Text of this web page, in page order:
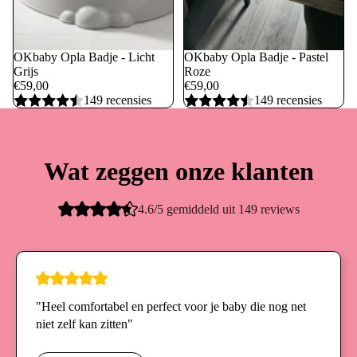
OKbaby Opla Badje - Licht
Grijs
€59,00
149 recensies
OKbaby Opla Badje - Pastel
Roze
€59,00
149 recensies
Wat zeggen onze klanten
4.6/5 gemiddeld uit 149 reviews
"Heel comfortabel en perfect voor je baby die nog net
niet zelf kan zitten"